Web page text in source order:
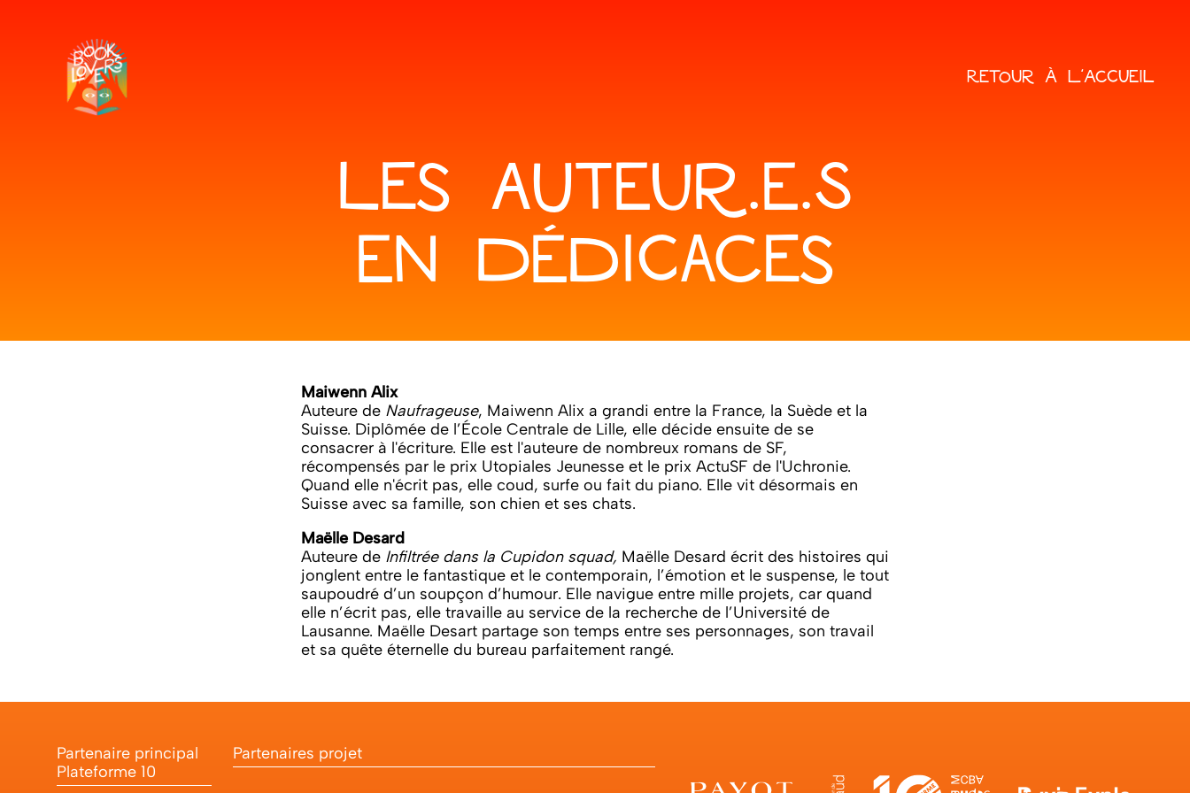
RETOUR À L'ACCUEIL
LES AUTEUR.E.S
EN DÉDICACES
Maiwenn Alix
Auteure de Naufrageuse, Maiwenn Alix a grandi entre la France, la Suède et la
Suisse. Diplômée de l’École Centrale de Lille, elle décide ensuite de se
consacrer à l'écriture. Elle est l'auteure de nombreux romans de SF,
récompensés par le prix Utopiales Jeunesse et le prix ActuSF de l'Uchronie.
Quand elle n'écrit pas, elle coud, surfe ou fait du piano. Elle vit désormais en
Suisse avec sa famille, son chien et ses chats.
Maëlle Desard
Auteure de Infiltrée dans la Cupidon squad, Maëlle Desard écrit des histoires qui
jonglent entre le fantastique et le contemporain, l’émotion et le suspense, le tout
saupoudré d’un soupçon d’humour. Elle navigue entre mille projets, car quand
elle n’écrit pas, elle travaille au service de la recherche de l’Université de
Lausanne. Maëlle Desart partage son temps entre ses personnages, son travail
et sa quête éternelle du bureau parfaitement rangé.
Partenaire principal
Plateforme 10
Partenaires projet